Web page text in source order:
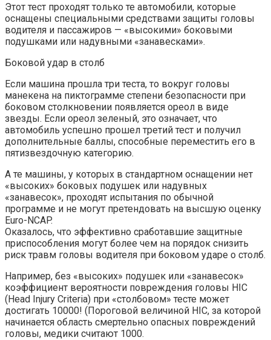
Этот тест проходят только те автомобили, которые
оснащены специальными средствами защиты головы
водителя и пассажиров — «высокими» боковыми
подушками или надувными «занавесками».
Боковой удар в столб
Если машина прошла три теста, то вокруг головы
манекена на пиктограмме степени безопасности при
боковом столкновении появляется ореол в виде
звезды. Если ореол зеленый, это означает, что
автомобиль успешно прошел третий тест и получил
дополнительные баллы, способные переместить его в
пятизвездочную категорию.
А те машины, у которых в стандартном оснащении нет
«высоких» боковых подушек или надувных
«занавесок», проходят испытания по обычной
программе и не могут претендовать на высшую оценку
Euro-NCAP.
Оказалось, что эффективно сработавшие защитные
приспособления могут более чем на порядок снизить
риск травм головы водителя при боковом ударе о столб.
Например, без «высоких» подушек или «занавесок»
коэффициент вероятности повреждения головы НIС
(Head Injury Criteria) при «столбовом» тесте может
достигать 10000! (Пороговой величиной НIС, за которой
начинается область смертельно опасных повреждений
головы, медики считают 1000.